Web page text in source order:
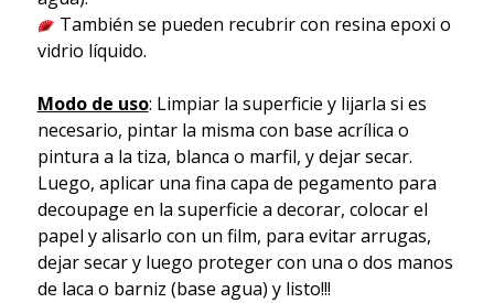
También se pueden recubrir con resina epoxi o
vidrio líquido.
Modo de uso: Limpiar la superficie y lijarla si es
necesario, pintar la misma con base acrílica o
pintura a la tiza, blanca o marfil, y dejar secar.
Luego, aplicar una fina capa de pegamento para
decoupage en la superficie a decorar, colocar el
papel y alisarlo con un film, para evitar arrugas,
dejar secar y luego proteger con una o dos manos
de laca o barniz (base agua) y listo!!!